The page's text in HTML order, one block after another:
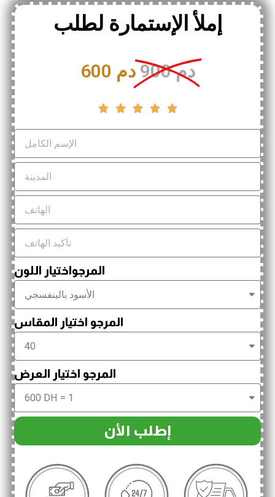
إملأ الإستمارة لطلب
600 دم 900 دم
    
المرجواختيار اللون
المرجو اختيار المقاس
المرجو اختيار العرض
إطلب الأن